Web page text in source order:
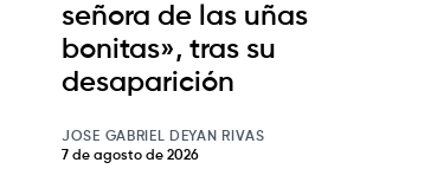
señora de las uñas
bonitas», tras su
desaparición
JOSE GABRIEL DEYAN RIVAS
7 de agosto de 2026